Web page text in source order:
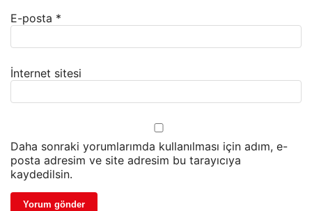
E-posta *
İnternet sitesi
Daha sonraki yorumlarımda kullanılması için adım, e-
posta adresim ve site adresim bu tarayıcıya
kaydedilsin.